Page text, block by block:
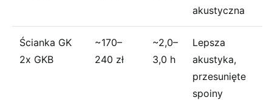
akustyczna
Ścianka GK
2x GKB
~170–
240 zł
~2,0–
3,0 h
Lepsza
akustyka,
przesunięte
spoiny